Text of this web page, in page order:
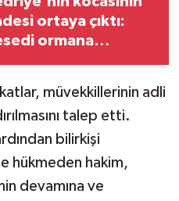
ortaya çıktı:
ormana
müvekkillerinin adli
talep etti.
bilirkişi
hükmeden hakim,
devamına ve